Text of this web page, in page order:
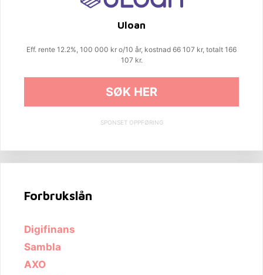
Uloan
Eff. rente 12.2%, 100 000 kr o/10 år, kostnad 66 107 kr, totalt 166
107 kr.
SØK HER
SPONSET OPPFØRING
Forbrukslån
Digifinans
Sambla
AXO